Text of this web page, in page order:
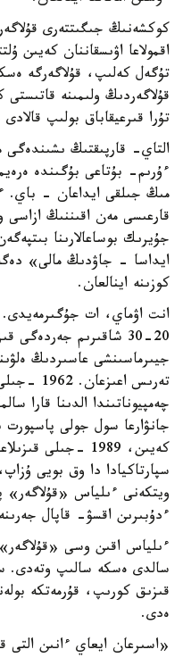
كوكشەنىڭ جىگىتتەرى
اقمولاعا اۋىسقاننان كەيىن
تۇگەل كەلىپ، قۇلاگەرگە
قۇلاگەردىڭ ولىمىنە
تۇرا قىرعيقاباق بولىپ
التاي- قارپىقتىڭ ىشىندەگى
ءۇرىم- بۇتاعى بۇگىندە
مىڭ جىلقى ايداعان - باي.
قارعىسى مەن اقىننىڭ
جۇيرىك بوساعالارىنا
ايداسا - جاۋدىڭ مالى»
كوزىنە اينالعان.
انت اۋماي، ات جۇگىرمەيدى.
20-30 شاقىرىم
جيىرماسىنشى عاسىردىڭ
تەرىس
چەمپيوناتىندا الدىنا قارا
جانۋارعا سول جولى پاسپورت
كەيىن، 1989 -
سپارتاكيادا دا وق بويى
ويتكەنى ءىلياس «قۇلاگەر»
ءدۇبىرىن اقسۋ- قاپال
ءىلياس اقىن وسى «قۇلاگەر»
سالدى ەسكە سالىپ وتەدى.
قىزىق كورىپ، قۇرمەتكە
ەدى.
«اسىرعان ايعاي ءانىن التى